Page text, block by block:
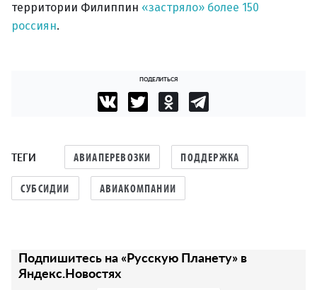
территории Филиппин «застряло» более 150
россиян.
ПОДЕЛИТЬСЯ
ТЕГИ АВИАПЕРЕВОЗКИ ПОДДЕРЖКА
СУБСИДИИ АВИАКОМПАНИИ
Подпишитесь на «Русскую Планету» в
Яндекс.Новостях